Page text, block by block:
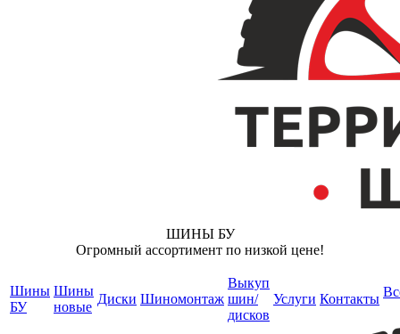
ШИНЫ БУ
Огромный ассортимент по низкой цене!
Шины
БУ
Шины
новые
Диски Шиномонтаж
Выкуп
шин/
дисков
Услуги Контакты